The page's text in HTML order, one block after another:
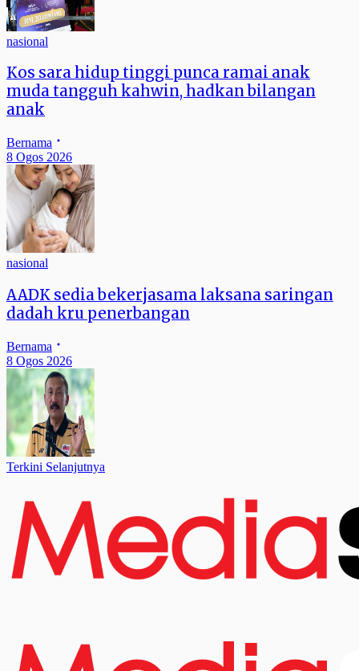
nasional
Kos sara hidup tinggi punca ramai anak
muda tangguh kahwin, hadkan bilangan
anak
Bernama
8 Ogos 2026
nasional
AADK sedia bekerjasama laksana saringan
dadah kru penerbangan
Bernama
8 Ogos 2026
Terkini Selanjutnya